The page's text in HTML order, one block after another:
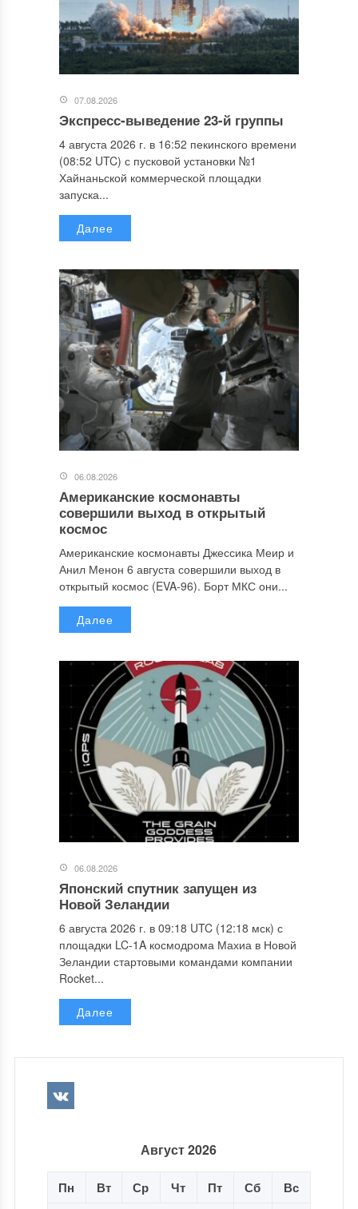
07.08.2026
Экспресс-выведение 23-й группы
4 августа 2026 г. в 16:52 пекинского времени
(08:52 UTC) с пусковой установки №1
Хайнаньской коммерческой площадки
запуска...
Далее
06.08.2026
Американские космонавты
совершили выход в открытый
космос
Американские космонавты Джессика Меир и
Анил Менон 6 августа совершили выход в
открытый космос (EVA-96). Борт МКС они...
Далее
06.08.2026
Японский спутник запущен из
Новой Зеландии
6 августа 2026 г. в 09:18 UTC (12:18 мск) с
площадки LC-1A космодрома Махиа в Новой
Зеландии стартовыми командами компании
Rocket...
Далее
Август 2026
Пн Вт Ср Чт Пт Сб Вс